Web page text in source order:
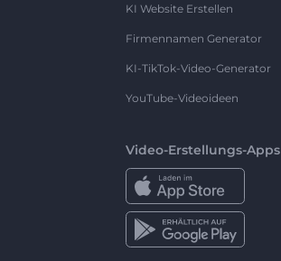
KI Website Erstellen
Firmennamen Generator
KI-TikTok-Video-Generator
YouTube-Videoideen
Video-Erstellungs-Apps